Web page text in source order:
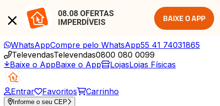
08.08 OFERTAS
IMPERDÍVEIS
BAIXE O APP
WhatsAppCompre pelo WhatsApp55 41 74031865
TelevendasTelevendas0800 080 0099
Baixe o AppBaixe o App LojasLojas Físicas
Entrar Favoritos Carrinho
Informe o seu CEP